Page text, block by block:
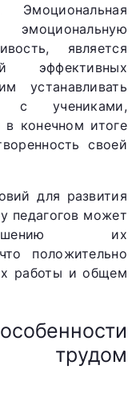
Эмоциональная
является
эффективных
устанавливать
с учениками,
в конечном итоге
своей
для развития
педагогов может
их
положительно
работы и общем
трудом